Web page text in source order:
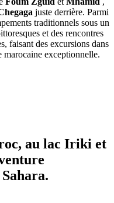
juste derrière. Parmi
traditionnels sous un
et des rencontres
faisant des excursions dans
exceptionnelle.
au lac Iriki et